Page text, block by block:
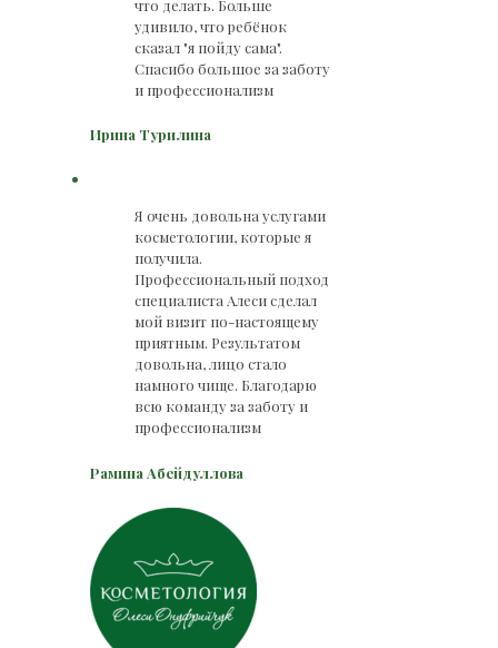
что делать. Больше
удивило, что ребёнок
сказал "я пойду сама".
Спасибо большое за заботу
и профессионализм
Ирина Турилина
Я очень довольна услугами
косметологии, которые я
получила.
Профессиональный подход
специалиста Алеси сделал
мой визит по-настоящему
приятным. Результатом
довольна, лицо стало
намного чище. Благодарю
всю команду за заботу и
профессионализм
Рамина Абейдуллова